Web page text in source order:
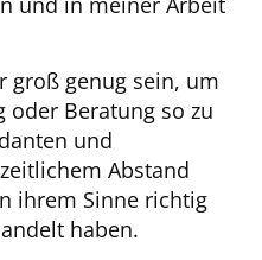
groß genug sein, um
oder Beratung so zu
und
Abstand
ihrem Sinne richtig
haben.